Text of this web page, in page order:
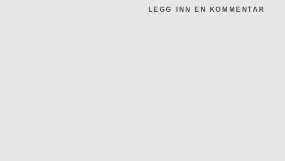
LEGG INN EN KOMMENTAR